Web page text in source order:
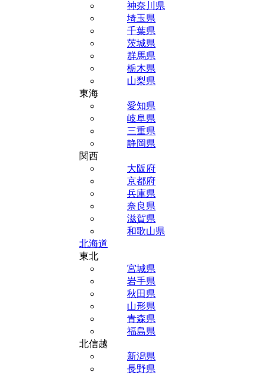
神奈川県
埼玉県
千葉県
茨城県
群馬県
栃木県
山梨県
東海
愛知県
岐阜県
三重県
静岡県
関西
大阪府
京都府
兵庫県
奈良県
滋賀県
和歌山県
北海道
東北
宮城県
岩手県
秋田県
山形県
青森県
福島県
北信越
新潟県
長野県